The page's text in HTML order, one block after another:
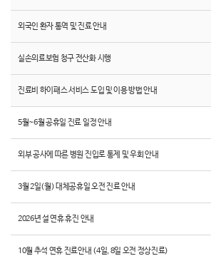
외국인 환자 통역 및 진료 안내
실손의료보험 청구 전산화 시행
진료비 하이패스 서비스 도입 및 이용 방법 안내
5월~6월 공휴일 진료 일정 안내
외부 공사에 따른 병원 진입로 통제 및 우회 안내
3월 2일(월) 대체공휴일 오전 진료 안내
2026년 설 연휴 휴진 안내
10월 추석 연휴 진료안내 (4일, 8일 오전 정상진료)